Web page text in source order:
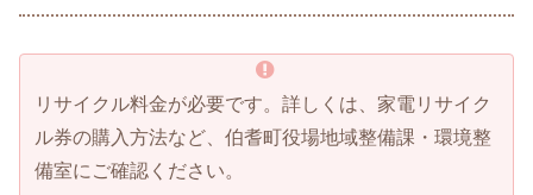
リサイクル料金が必要です。詳しくは、家電リサイク
ル券の購入方法など、伯耆町役場地域整備課・環境整
備室にご確認ください。